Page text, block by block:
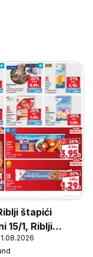
štapići
15/1, Riblji
15/1 450